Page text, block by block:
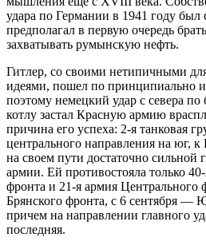
удара по Германии в 1941 году
предполагал в первую очередь
захватывать румынскую нефть.
Гитлер, со своими нетипичными
идеями, пошел по принципиально
поэтому немецкий удар с севера
котлу застал Красную армию
причина его успеха: 2-я танковая
центрального направления на юг,
на своем пути достаточно сильной
армии. Ей противостояла только
фронта и 21-я армия Центрального
Брянского фронта, с 6 сентября —
причем на направлении главного
последняя.